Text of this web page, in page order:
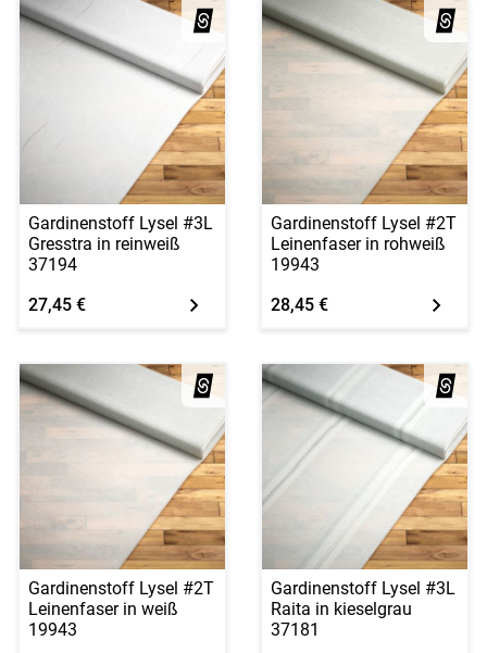
Gardinenstoff Lysel #3L
Gresstra in reinweiß
37194
27,45 €
Gardinenstoff Lysel #2T
Leinenfaser in rohweiß
19943
28,45 €
Gardinenstoff Lysel #2T
Leinenfaser in weiß
19943
Gardinenstoff Lysel #3L
Raita in kieselgrau
37181